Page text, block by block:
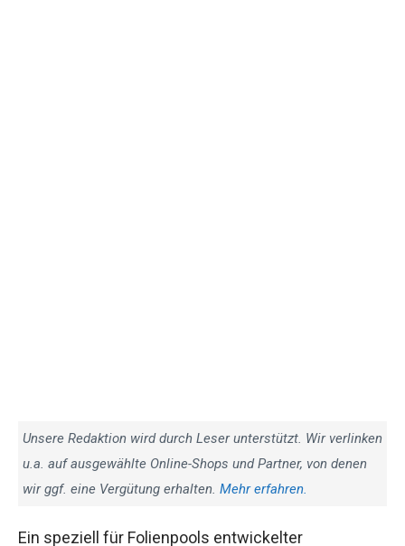
Unsere Redaktion wird durch Leser unterstützt. Wir verlinken
u.a. auf ausgewählte Online-Shops und Partner, von denen
wir ggf. eine Vergütung erhalten. Mehr erfahren.
Ein speziell für Folienpools entwickelter